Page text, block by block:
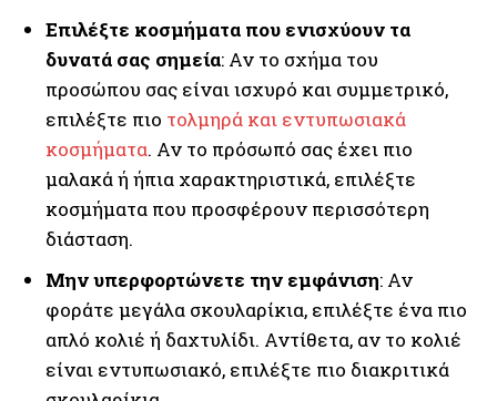
Επιλέξτε κοσμήματα που ενισχύουν τα
δυνατά σας σημεία: Αν το σχήμα του
προσώπου σας είναι ισχυρό και συμμετρικό,
επιλέξτε πιο τολμηρά και εντυπωσιακά
κοσμήματα. Αν το πρόσωπό σας έχει πιο
μαλακά ή ήπια χαρακτηριστικά, επιλέξτε
κοσμήματα που προσφέρουν περισσότερη
διάσταση.
Μην υπερφορτώνετε την εμφάνιση: Αν
φοράτε μεγάλα σκουλαρίκια, επιλέξτε ένα πιο
απλό κολιέ ή δαχτυλίδι. Αντίθετα, αν το κολιέ
είναι εντυπωσιακό, επιλέξτε πιο διακριτικά